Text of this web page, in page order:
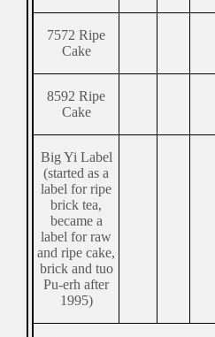
7572 Ripe
Cake
8592 Ripe
Cake
Big Yi Label
(started as a
label for ripe
brick tea,
became a
label for raw
and ripe cake,
brick and tuo
Pu-erh after
1995)